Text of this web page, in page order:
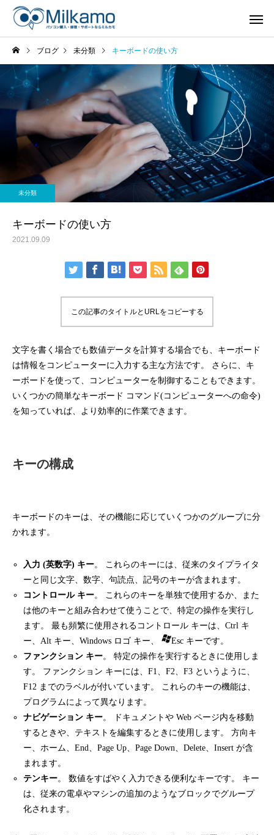
ブログ 未分類 キーボードの使い方
未分類
キーボードの使い方
2021.09.09
この記事のタイトルとURLをコピーする
文字を書く場合でも数値データを計算する場合でも、キーボード
は情報をコンピューターに入力する主な方法です。 さらに、キ
ーボードを使って、コンピューターを制御することもできます。
いくつかの簡単なキーボード コマンド(コンピューターへの命令)
を知っていれば、より効率的に作業できます。
キーの構成
キーボードのキーは、その機能に応じていくつかのグループに分
かれます。
入力 (英数字) キー。 これらのキーには、従来のタイプライタ
ーと同じ文字、数字、句読点、記号のキーが含まれます。
コントロール キー。 これらのキーを単独で使用するか、また
は他のキーと組み合わせて使うことで、特定の操作を実行し
ます。 最も頻繁に使用されるコントロール キーは、Ctrl キ
ー、Alt キー、Windows ロゴ キー、
Esc キーです。
ファンクション キー。 特定の操作を実行するときに使用しま
す。 ファンクション キーには、F1、F2、F3 というように、
F12 までのラベルが付いています。 これらのキーの機能は、
プログラムによって異なります。
ナビゲーション キー。 ドキュメントや Web ページ内を移動
するときや、テキストを編集するときに使用します。 方向キ
ー、ホーム、End、Page Up、Page Down、Delete、Insert が含
まれます。
テンキー。 数値をすばやく入力できる便利なキーです。 キー
は、従来の電卓やマシンの追加のようなブロックでグループ
化されます。